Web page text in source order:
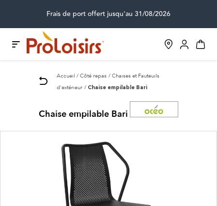
Frais de port offert jusqu'au 31/08/2026
Accueil Côté repas
Chaises et Fauteuils
d'extérieur
Chaise empilable Bari
Chaise empilable Bari